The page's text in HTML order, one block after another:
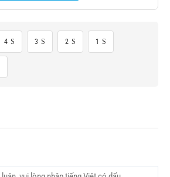
4 3 2 1